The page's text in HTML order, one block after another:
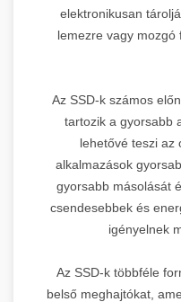
elektronikusan
lemezre vagy
Az SSD-k számos
tartozik a gyorsabb
lehetővé teszi az
alkalmazások
gyorsabb másolását
csendesebbek és
igényelnek
Az SSD-k többféle
belső meghajtókat,